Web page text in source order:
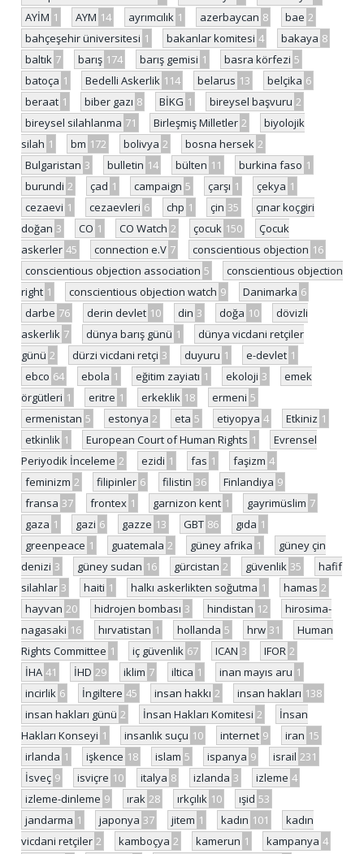
AYİM 1 AYM 14 ayrımcılık 1 azerbaycan 8 bae 2
bahçeşehir üniversitesi 1 bakanlar komitesi 4 bakaya 8
baltık 7 barış 174 barış gemisi 1 basra körfezi 5
batoça 1 Bedelli Askerlik 114 belarus 13 belçika 6
beraat 1 biber gazı 8 BİKG 1 bireysel başvuru 2
bireysel silahlanma 71 Birleşmiş Milletler 2
biyolojik
silah 1 bm 172 bolivya 2 bosna hersek 2
Bulgaristan 3 bulletin 14 bülten 11 burkina faso 1
burundi 2 çad 1 campaign 5 çarşı 1 çekya 1
cezaevi 1 cezaevleri 6 chp 1 çin 35
çınar koçgiri
doğan 3 CO 1 CO Watch 2 çocuk 150
Çocuk
askerler 45 connection e.V 7 conscientious objection 16
conscientious objection association 5
conscientious objection
right 1 conscientious objection watch 9 Danimarka 6
darbe 76 derin devlet 10 din 3 doğa 10
dövizli
askerlik 7 dünya barış günü 1
dünya vicdani retçiler
günü 2 dürzi vicdani retçi 3 duyuru 1 e-devlet 1
ebco 64 ebola 1 eğitim zayiatı 1 ekoloji 3
emek
örgütleri 1 eritre 1 erkeklik 18 ermeni 5
ermenistan 5 estonya 2 eta 5 etiyopya 4 Etkiniz 1
etkinlik 1 European Court of Human Rights 1
Evrensel
Periyodik İnceleme 2 ezidi 1 fas 1 faşizm 4
feminizm 2 filipinler 6 filistin 36 Finlandiya 9
fransa 37 frontex 1 garnizon kent 1 gayrimüslim 7
gaza 1 gazi 6 gazze 13 GBT 86 gıda 1
greenpeace 1 guatemala 2 güney afrika 1
güney çin
denizi 3 güney sudan 16 gürcistan 2 güvenlik 35
hafif
silahlar 3 haiti 1 halkı askerlikten soğutma 1 hamas 2
hayvan 20 hidrojen bombası 3 hindistan 12
hirosima-
nagasaki 16 hırvatistan 1 hollanda 5 hrw 31
Human
Rights Committee 1 iç güvenlik 67 ICAN 3 IFOR 2
İHA 41 İHD 29 iklim 7 iltica 1 inan mayıs aru 1
incirlik 6 İngiltere 45 insan hakkı 2 insan hakları 138
insan hakları günü 2 İnsan Hakları Komitesi 2
İnsan
Hakları Konseyi 1 insanlık suçu 10 internet 9 iran 15
irlanda 1 işkence 18 islam 5 ispanya 9 israil 231
İsveç 9 isviçre 10 italya 8 izlanda 3 izleme 4
izleme-dinleme 9 ırak 28 ırkçılık 10 ışid 53
jandarma 1 japonya 37 jitem 1 kadın 101
kadın
vicdani retçiler 2 kamboçya 2 kamerun 1 kampanya 4